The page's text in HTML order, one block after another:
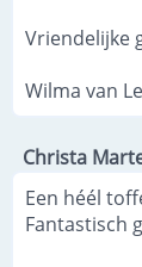
Vriendelijke
Wilma van
Christa
Een héél
Fantastisch